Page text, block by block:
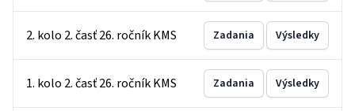
2. kolo 2. časť 26. ročník KMS Zadania Výsledky
1. kolo 2. časť 26. ročník KMS Zadania Výsledky